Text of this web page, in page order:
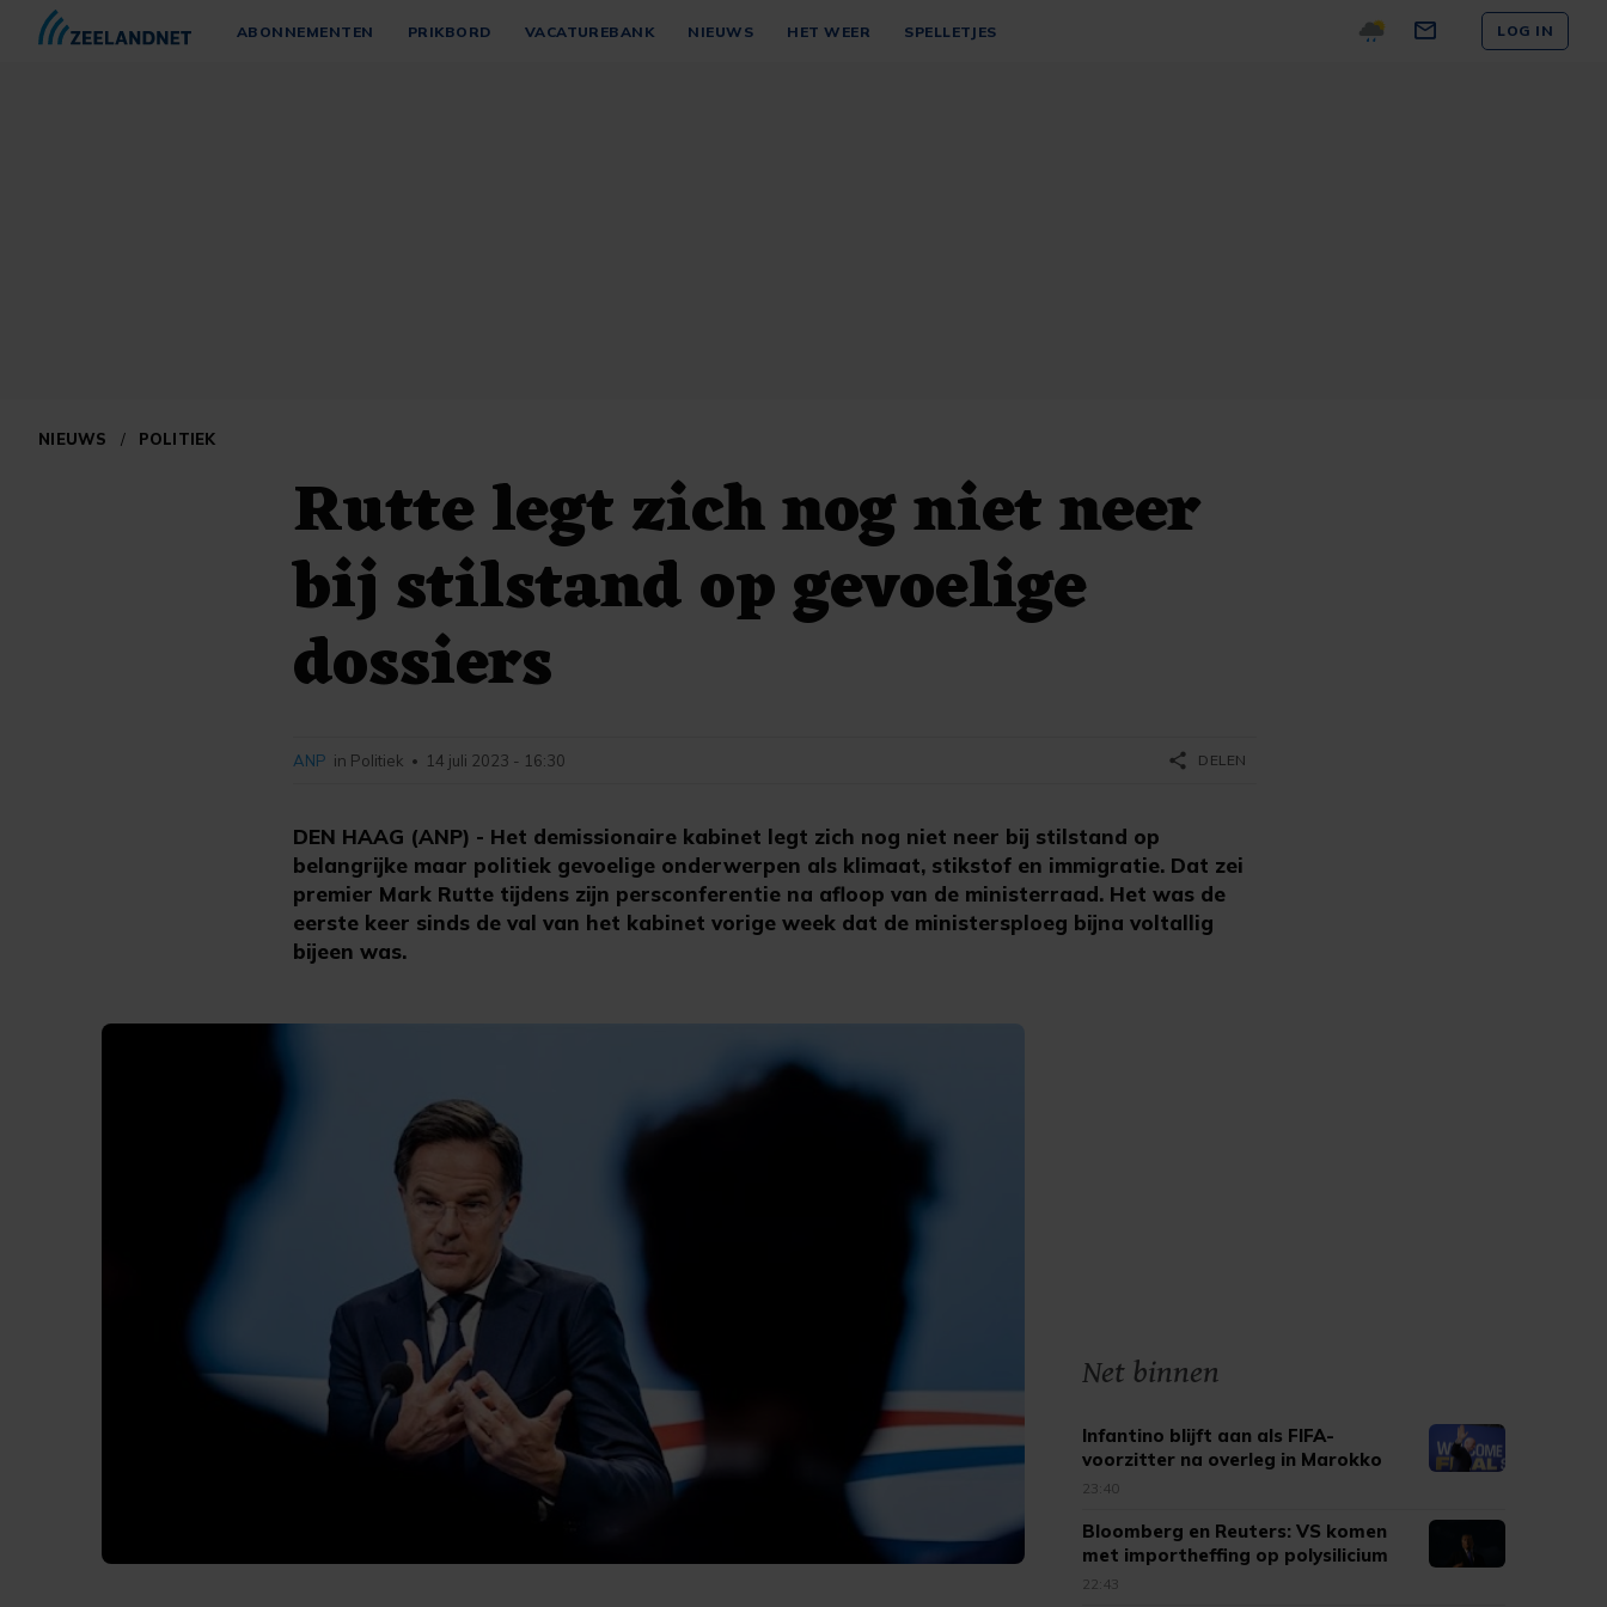
ABONNEMENTEN PRIKBORD VACATUREBANK NIEUWS HET WEER SPELLETJES LOG IN
NIEUWS / POLITIEK
Rutte legt zich nog niet neer
bij stilstand op gevoelige
dossiers
DEN HAAG (ANP) - Het demissionaire kabinet legt zich nog niet neer bij stilstand op
belangrijke maar politiek gevoelige onderwerpen als klimaat, stikstof en immigratie. Dat zei
premier Mark Rutte tijdens zijn persconferentie na afloop van de ministerraad. Het was de
eerste keer sinds de val van het kabinet vorige week dat de ministersploeg bijna voltallig
bijeen was.
ANP in Politiek • 14 juli 2023 - 16:30 share DELEN
Net binnen
Infantino blijft aan als FIFA-
voorzitter na overleg in Marokko
23:40
Bloomberg en Reuters: VS komen
met importheffing op polysilicium
22:43